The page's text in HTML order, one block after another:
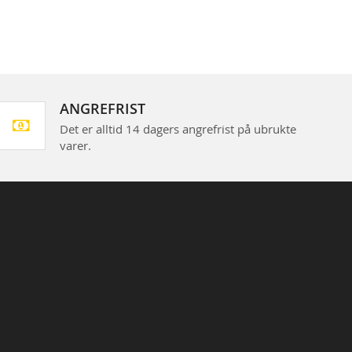
ANGREFRIST
Det er alltid 14 dagers angrefrist på ubrukte
varer.